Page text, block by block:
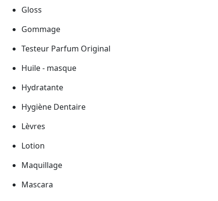
Gloss
Gommage
Testeur Parfum Original
Huile - masque
Hydratante
Hygiène Dentaire
Lèvres
Lotion
Maquillage
Mascara